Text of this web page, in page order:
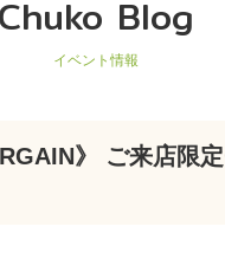
Chuko Blog
イベント情報
》 ご来店限